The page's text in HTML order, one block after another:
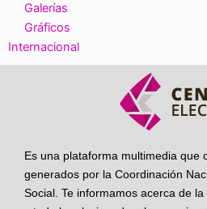
Galerías
Gráficos
Internacional
Es una plataforma multimedia que
generados por la Coordinación
Social. Te informamos acerca de